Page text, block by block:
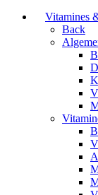
Vitamines
Back